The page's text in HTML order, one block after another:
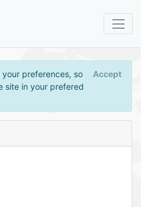
preferences, so
site in your prefered
Accept